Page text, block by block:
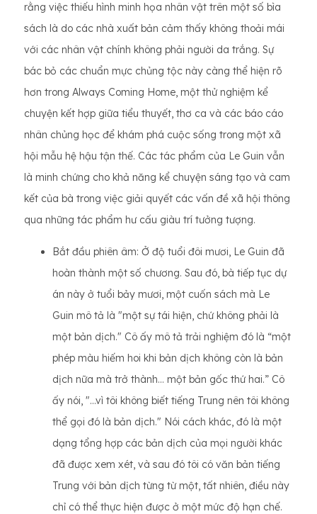
rằng việc thiếu hình minh họa nhân vật trên một số bìa
sách là do các nhà xuất bản cảm thấy không thoải mái
với các nhân vật chính không phải người da trắng. Sự
bác bỏ các chuẩn mực chủng tộc này càng thể hiện rõ
hơn trong Always Coming Home, một thử nghiệm kể
chuyện kết hợp giữa tiểu thuyết, thơ ca và các báo cáo
nhân chủng học để khám phá cuộc sống trong một xã
hội mẫu hệ hậu tận thế. Các tác phẩm của Le Guin vẫn
là minh chứng cho khả năng kể chuyện sáng tạo và cam
kết của bà trong việc giải quyết các vấn đề xã hội thông
qua những tác phẩm hư cấu giàu trí tưởng tượng.
Bắt đầu phiên âm: Ở độ tuổi đôi mươi, Le Guin đã
hoàn thành một số chương. Sau đó, bà tiếp tục dự
án này ở tuổi bảy mươi, một cuốn sách mà Le
Guin mô tả là "một sự tái hiện, chứ không phải là
một bản dịch." Cô ấy mô tả trải nghiệm đó là “một
phép màu hiếm hoi khi bản dịch không còn là bản
dịch nữa mà trở thành… một bản gốc thứ hai.” Cô
ấy nói, "...vì tôi không biết tiếng Trung nên tôi không
thể gọi đó là bản dịch." Nói cách khác, đó là một
dạng tổng hợp các bản dịch của mọi người khác
đã được xem xét, và sau đó tôi có văn bản tiếng
Trung với bản dịch từng từ một, tất nhiên, điều này
chỉ có thể thực hiện được ở một mức độ hạn chế.